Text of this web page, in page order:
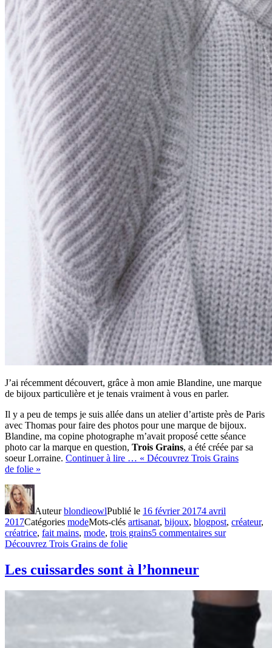
J’ai récemment découvert, grâce à mon amie Blandine, une marque
de bijoux particulière et je tenais vraiment à vous en parler.
Il y a peu de temps je suis allée dans un atelier d’artiste près de Paris
avec Thomas pour faire des photos pour une marque de bijoux.
Blandine, ma copine photographe m’avait proposé cette séance
photo car la marque en question, Trois Grains, a été créée par sa
soeur Lorraine. Continuer à lire … « Découvrez Trois Grains
de folie »
AuteurblondieowlPublié le 16 février 20174 avril
2017Catégories modeMots-clés artisanat, bijoux, blogpost, créateur,
créatrice, fait mains, mode, trois grains5 commentaires sur
Découvrez Trois Grains de folie
Les cuissardes sont à l’honneur